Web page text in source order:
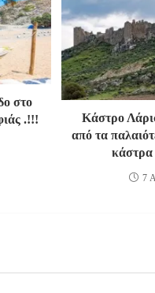
στο
.!!!
Κάστρο
από τα
κάστρα
7